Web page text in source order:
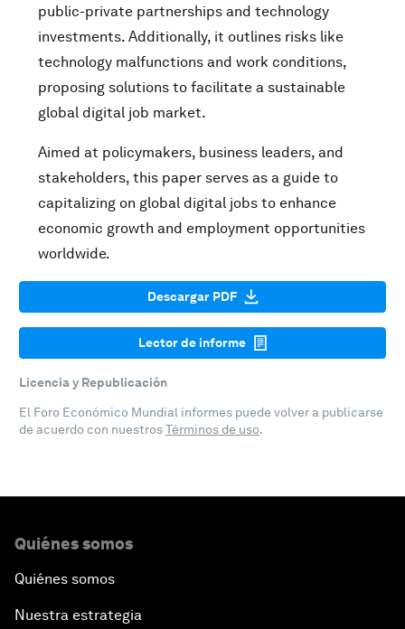
public-private partnerships and technology
investments. Additionally, it outlines risks like
technology malfunctions and work conditions,
proposing solutions to facilitate a sustainable
global digital job market.
Aimed at policymakers, business leaders, and
stakeholders, this paper serves as a guide to
capitalizing on global digital jobs to enhance
economic growth and employment opportunities
worldwide.
Descargar PDF
Lector de informe
Licencia y Republicación
El Foro Económico Mundial informes puede volver a publicarse
de acuerdo con nuestrosTérminos de uso.
Quiénes somos
Quiénes somos
Nuestra estrategia